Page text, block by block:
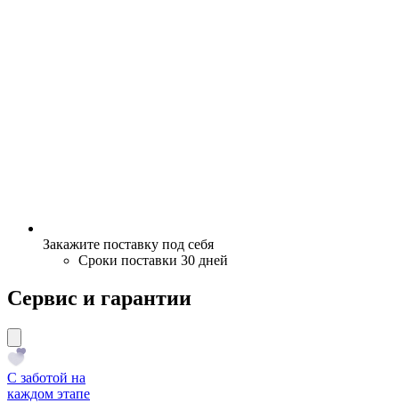
Закажите поставку под себя
Сроки поставки 30 дней
Сервис и гарантии
С заботой на
каждом этапе